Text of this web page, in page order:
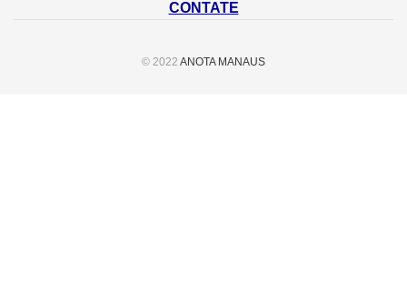
CONTATE
© 2022 ANOTA MANAUS